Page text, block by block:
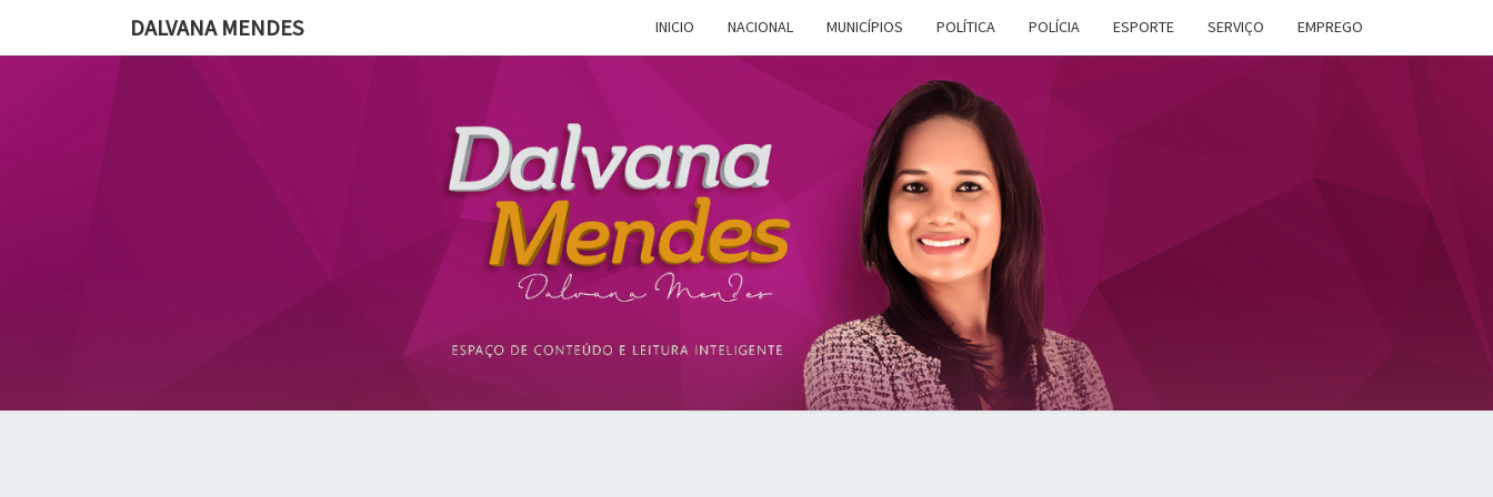
DALVANA MENDES INICIO NACIONAL MUNICÍPIOS POLÍTICA POLÍCIA ESPORTE SERVIÇO EMPREGO
DALVANA
MENDES
Espaço De
Conteúdo E
Inteligente